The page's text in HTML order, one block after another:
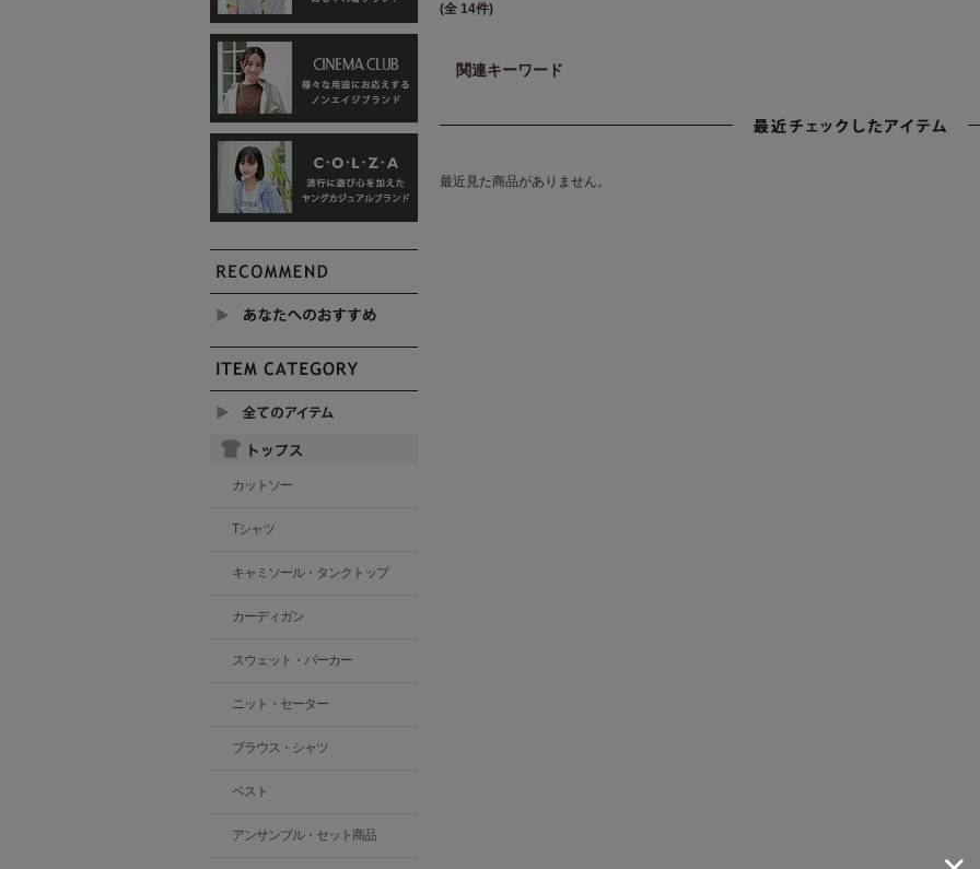
(全 14件)
関連キーワード
最近見た商品がありません。
カットソー
Tシャツ
キャミソール・タンクトップ
カーディガン
スウェット・パーカー
ニット・セーター
ブラウス・シャツ
ベスト
アンサンブル・セット商品